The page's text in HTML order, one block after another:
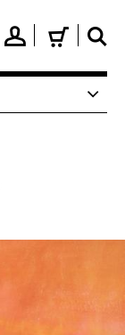
👤 🛒 🔍